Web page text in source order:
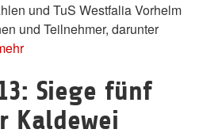
und TuS Westfalia Vorhelm
und Teilnehmer, darunter
Siege fünf
Kaldewei